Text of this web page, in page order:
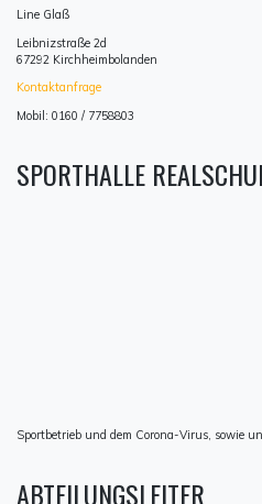
Line Glaß
Leibnizstraße 2d
67292 Kirchheimbolanden
Kontaktanfrage
Mobil: 0160 / 7758803
SPORTHALLE
Sportbetrieb und dem Corona-Virus, sowie
ABTEILUNGSLEITER